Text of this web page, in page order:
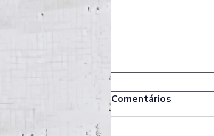
Comentários